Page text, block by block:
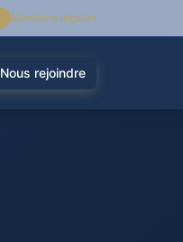
Mentions légales
Nous rejoindre